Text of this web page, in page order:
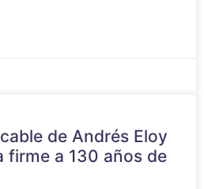
de Andrés Eloy
firme a 130 años de